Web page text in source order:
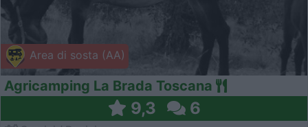
Area di sosta (AA)
Agricamping La Brada Toscana
9,3 6